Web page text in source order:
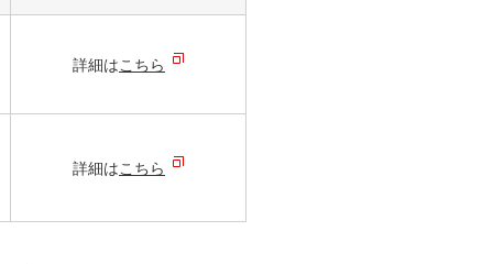
詳細はこちら
詳細はこちら